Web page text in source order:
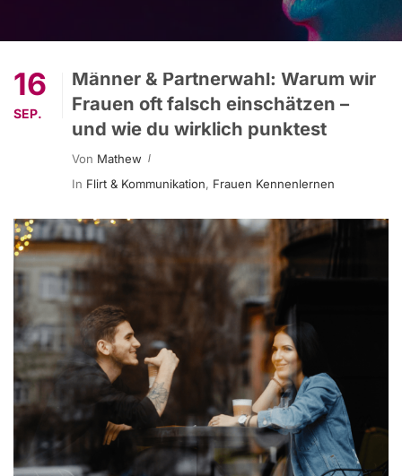
16
SEP.
Männer & Partnerwahl: Warum wir
Frauen oft falsch einschätzen –
und wie du wirklich punktest
Von Mathew
In Flirt & Kommunikation, Frauen Kennenlernen